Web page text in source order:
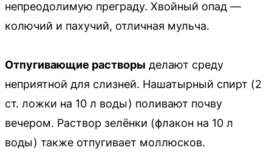
непреодолимую преграду. Хвойный опад —
колючий и пахучий, отличная мульча.
Отпугивающие растворы делают среду
неприятной для слизней. Нашатырный спирт (2
ст. ложки на 10 л воды) поливают почву
вечером. Раствор зелёнки (флакон на 10 л
воды) также отпугивает моллюсков.